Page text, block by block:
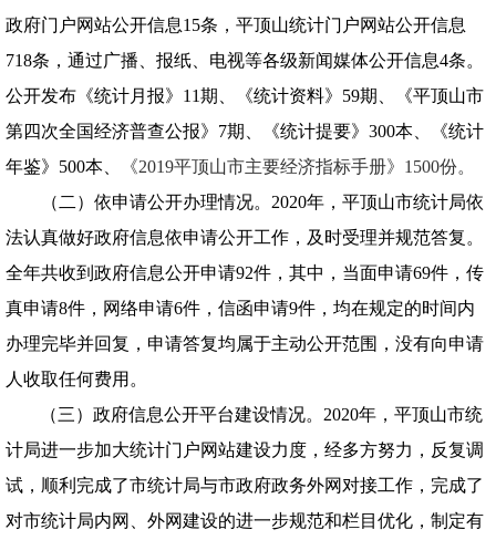
政府门户网站公开信息15条，平顶山统计门户网站公开信息
718条，通过广播、报纸、电视等各级新闻媒体公开信息4条。
公开发布《统计月报》11期、《统计资料》59期、
《平顶山市
第四次全国经济普查公报》7期
《统计提要》300本、《统计
年鉴》500本
《2019平顶山市主要经济指标手册》1500份。
（二）依申请公开办理情况。 2020年，平顶山市统计局依
法认真做好政府信息依申请公开工作，及时受理并规范答复。
全年共收到政府信息公开申请92件，其中，当面申请69件，传
真申请8件，网络申请6件，信函申请9件， 均在规定的时间内
办理完毕并回复 ， 申请答复均属于主动公开范围，没有向申请
人收取任何费用。
（三）政府信息公开平台建设情况。 2020年，平顶山市统
计局进一步加大统计门户网站建设力度，经多方努力，反复调
试，顺利完成了市统计局与市政府政务外网对接工作，完成了
对市统计局内网、外网建设的进一步规范和栏目优化，制定有